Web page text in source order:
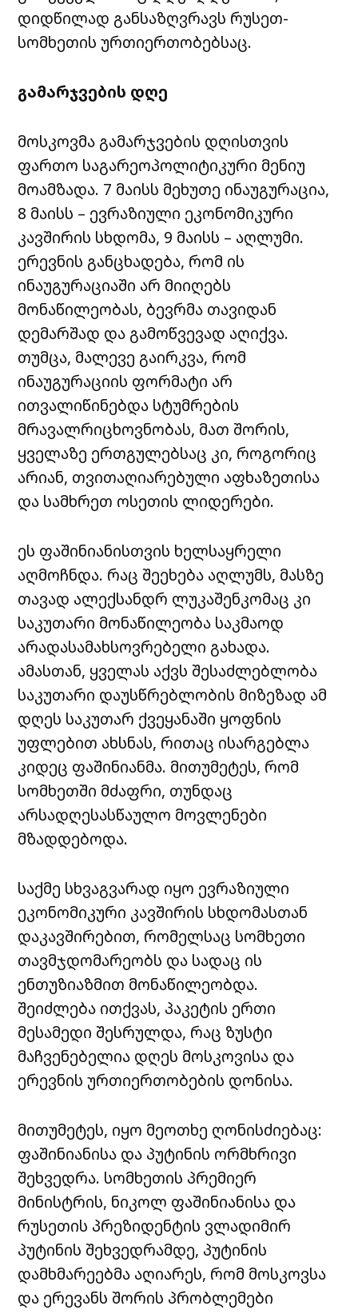
დიდწილად განსაზღვრავს რუსეთ-
სომხეთის ურთიერთობებსაც.
გამარჯვების დღე
მოსკოვმა გამარჯვების დღისთვის
ფართო საგარეოპოლიტიკური მენიუ
მოამზადა. 7 მაისს მეხუთე ინაუგურაცია,
8 მაისს – ევრაზიული ეკონომიკური
კავშირის სხდომა, 9 მაისს – აღლუმი.
ერევნის განცხადება, რომ ის
ინაუგურაციაში არ მიიღებს
მონაწილეობას, ბევრმა თავიდან
დემარშად და გამოწვევად აღიქვა.
თუმცა, მალევე გაირკვა, რომ
ინაუგურაციის ფორმატი არ
ითვალიწინებდა სტუმრების
მრავალრიცხოვნობას, მათ შორის,
ყველაზე ერთგულებსაც კი, როგორიც
არიან, თვითაღიარებული აფხაზეთისა
და სამხრეთ ოსეთის ლიდერები.
ეს ფაშინიანისთვის ხელსაყრელი
აღმოჩნდა. რაც შეეხება აღლუმს, მასზე
თავად ალექსანდრ ლუკაშენკომაც კი
საკუთარი მონაწილეობა საკმაოდ
არადასამახსოვრებელი გახადა.
ამასთან, ყველას აქვს შესაძლებლობა
საკუთარი დაუსწრებლობის მიზეზად ამ
დღეს საკუთარ ქვეყანაში ყოფნის
უფლებით ახსნას, რითაც ისარგებლა
კიდეც ფაშინიანმა. მითუმეტეს, რომ
სომხეთში მძაფრი, თუნდაც
არსადღესასწაულო მოვლენები
მზადდებოდა.
საქმე სხვაგვარად იყო ევრაზიული
ეკონომიკური კავშირის სხდომასთან
დაკავშირებით, რომელსაც სომხეთი
თავმჯდომარეობს და სადაც ის
ენთუზიაზმით მონაწილეობდა.
შეიძლება ითქვას, პაკეტის ერთი
მესამედი შესრულდა, რაც ზუსტი
მაჩვენებელია დღეს მოსკოვისა და
ერევნის ურთიერთობების დონისა.
მითუმეტეს, იყო მეოთხე ღონისძიებაც:
ფაშინიანისა და პუტინის ორმხრივი
შეხვედრა. სომხეთის პრემიერ
მინისტრის, ნიკოლ ფაშინიანისა და
რუსეთის პრეზიდენტის ვლადიმირ
პუტინის შეხვედრამდე, პუტინის
დამხმარეებმა აღიარეს, რომ მოსკოვსა
და ერევანს შორის პრობლემები